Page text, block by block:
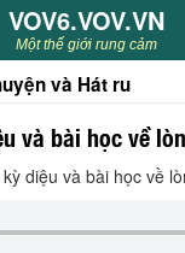
VOV6.VOV.VN
Một thế giới rung cảm
và Hát ru
và bài học về